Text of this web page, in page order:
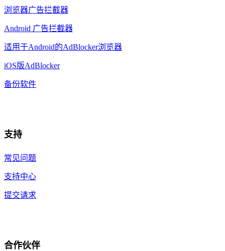
浏览器广告拦截器
Android 广告拦截器
适用于Android的AdBlocker浏览器
iOS版AdBlocker
备份软件
支持
常见问题
支持中心
提交请求
合作伙伴